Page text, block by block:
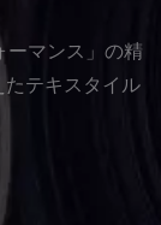
ーマンス」の精
テキスタイル